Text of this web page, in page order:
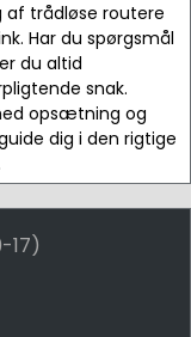
af trådløse routere
Har du spørgsmål
du altid
snak.
opsætning og
dig i den rigtige
17)